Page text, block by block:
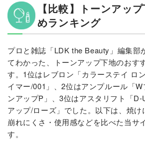
【比較】トーンアッ
めランキング
プロと雑誌「LDK the Beauty」編集部
てわかった、トーンアップ下地のおす
す。1位はレブロン「カラーステイ ロ
イマー/001」、2位はアンプルール「
ンアップP」、3位はアスタリフト「
アップ/ローズ」でした。以下は、焼け
崩れにくさ・使用感などを比べた当サ
す。